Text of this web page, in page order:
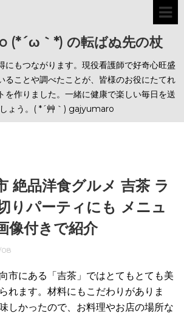
(*´ω｀*) の転ばぬ先の杖
にもつながります。現役看護師で好奇心旺盛
ることや調べたことが、皆様のお役にたてれ
を作りました。一緒に健康で楽しい毎日を送
ょう。( *´艸｀) gajyumaro
絶品洋食グルメ 吉茶 ラ
りパーティにも メニュ
付きで紹介
08
市にある「吉茶」ではとてもとても美
れます。材料にもこだわりがありま
しかったので、お料理やお店の場所な